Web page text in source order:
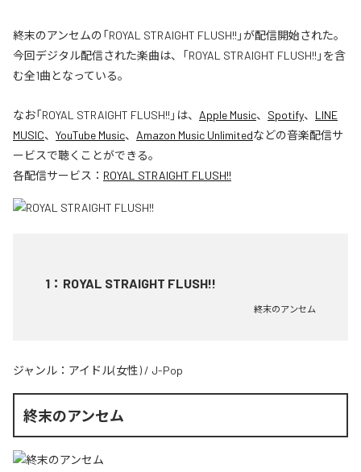
終末のアンセムの「ROYAL STRAIGHT FLUSH!!」が配信開始された。
今回デジタル配信された楽曲は、「ROYAL STRAIGHT FLUSH!!」を含
む全1曲となっている。
なお「ROYAL STRAIGHT FLUSH!! 」は、 Apple Music、 Spotify、 LINE
MUSIC、 YouTube Music、 Amazon Music Unlimitedなどの音楽配信サ
ービスで聴くことができる。
各配信サービス： ROYAL STRAIGHT FLUSH!!
1 ： ROYAL STRAIGHT FLUSH!!
終末のアンセム
ジャンル： アイドル(女性) / J-Pop
終末のアンセム